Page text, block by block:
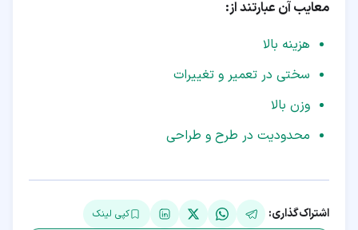
معایب آن عبارتند از:
هزینه بالا
سختی در تعمیر و تغییرات
وزن بالا
محدودیت در طرح و طراحی
اشتراک‌گذاری: کپی لینک